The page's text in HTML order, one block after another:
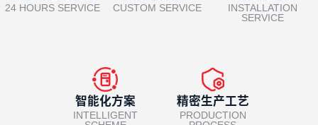
24 HOURS SERVICE CUSTOM SERVICE
INSTALLATION
SERVICE
智能化方案
INTELLIGENT
精密生产工艺
PRODUCTION